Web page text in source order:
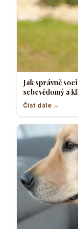
Jak správně
sebevědomý a
Číst dále →